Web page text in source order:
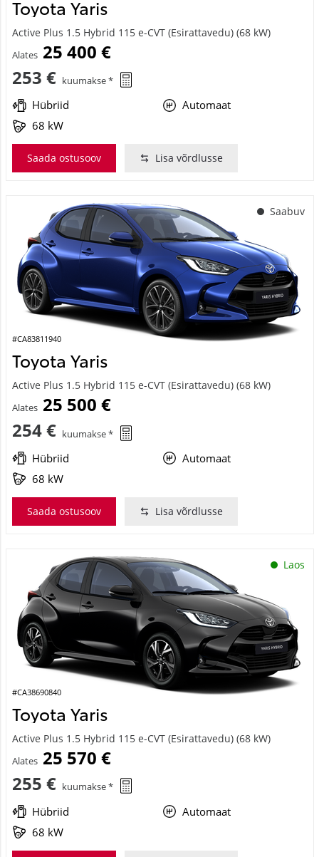
Toyota Yaris
Active Plus 1.5 Hybrid 115 e-CVT (Esirattavedu) (68 kW)
Alates 25 400 €
253 € kuumakse *
Hübriid
Automaat
68 kW
Saada ostusoov Lisa võrdlusse
Saabuv
#CA83811940
Toyota Yaris
Active Plus 1.5 Hybrid 115 e-CVT (Esirattavedu) (68 kW)
Alates 25 500 €
254 € kuumakse *
Hübriid
Automaat
68 kW
Saada ostusoov Lisa võrdlusse
Laos
#CA38690840
Toyota Yaris
Active Plus 1.5 Hybrid 115 e-CVT (Esirattavedu) (68 kW)
Alates 25 570 €
255 € kuumakse *
Hübriid
Automaat
68 kW